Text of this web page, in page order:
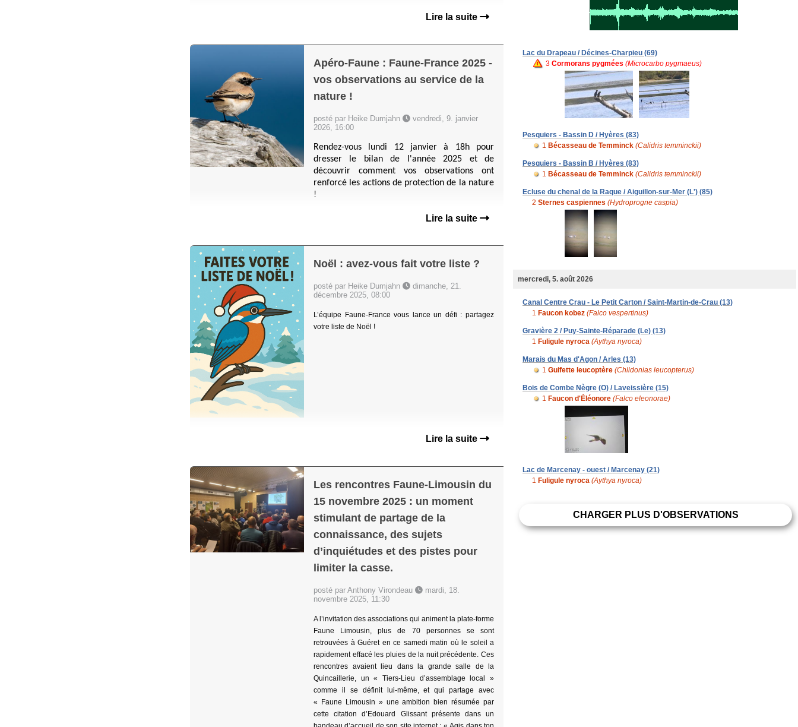
Lac du Drapeau / Décines-Charpieu (69)
3 Cormorans pygmées (Microcarbo pygmaeus)
Pesquiers - Bassin D / Hyères (83)
1 Bécasseau de Temminck (Calidris temminckii)
Pesquiers - Bassin B / Hyères (83)
1 Bécasseau de Temminck (Calidris temminckii)
Ecluse du chenal de la Raque / Aiguillon-sur-Mer (L') (85)
2 Sternes caspiennes (Hydroprogne caspia)
mercredi, 5. août 2026
Canal Centre Crau - Le Petit Carton / Saint-Martin-de-Crau (13)
1 Faucon kobez (Falco vespertinus)
Gravière 2 / Puy-Sainte-Réparade (Le) (13)
1 Fuligule nyroca (Aythya nyroca)
Marais du Mas d'Agon / Arles (13)
1 Guifette leucoptère (Chlidonias leucopterus)
Bois de Combe Nègre (O) / Laveissière (15)
1 Faucon d'Éléonore (Falco eleonorae)
Lac de Marcenay - ouest / Marcenay (21)
1 Fuligule nyroca (Aythya nyroca)
CHARGER PLUS D'OBSERVATIONS
Lire la suite
Apéro-Faune : Faune-France 2025 -
vos observations au service de la
nature !
posté par Heike Dumjahn
vendredi, 9. janvier
2026, 16:00
Rendez-vous lundi 12 janvier à 18h pour
dresser le bilan de l'année 2025 et de
découvrir comment vos observations ont
renforcé les actions de protection de la nature
!
Lire la suite
Noël : avez-vous fait votre liste ?
posté par Heike Dumjahn
dimanche, 21.
décembre 2025, 08:00
L’équipe Faune-France vous lance un défi : partagez
votre liste de Noël !
Lire la suite
Les rencontres Faune-Limousin du
15 novembre 2025 : un moment
stimulant de partage de la
connaissance, des sujets
d’inquiétudes et des pistes pour
limiter la casse.
posté par Anthony Virondeau
mardi, 18.
novembre 2025, 11:30
A l’invitation des associations qui animent la plate-forme
Faune Limousin, plus de 70 personnes se sont
retrouvées à Guéret en ce samedi matin où le soleil a
rapidement effacé les pluies de la nuit précédente. Ces
rencontres avaient lieu dans la grande salle de la
Quincaillerie, un « Tiers-Lieu d’assemblage local »
comme il se définit lui-même, et qui partage avec
« Faune Limousin » une ambition bien résumée par
cette citation d’Edouard Glissant présente dans un